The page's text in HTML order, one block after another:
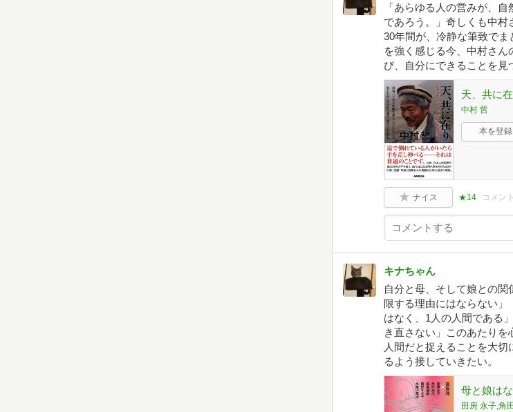
「あらゆる人の営みが、
であろう。」奇しくも中村
30年間が、冷静な筆致で
を強く感じる今、中村さ
び、自分にできることを見
天、共に
中村 哲
本を登録
ナイス ★14 コメン
キナちゃん
自分と母、そして娘との
限する理由にはならない
はなく、1人の人間である
き直さない」このあたり
人間だと捉えることを大
るよう接していきたい。
母と娘は
田房 永子,角